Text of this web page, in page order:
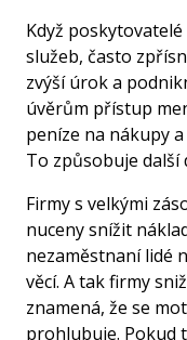
Když
služeb, často
zvýší úrok a
úvěrům přístup
peníze na nákupy
To způsobuje další
Firmy s velkými
nuceny snížit
nezaměstnaní lidé
věcí. A tak firmy
znamená, že se
prohlubuje. Pokud